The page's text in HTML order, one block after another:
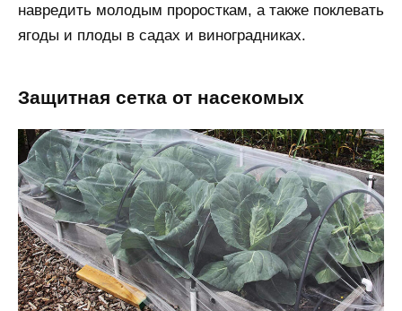
навредить молодым проросткам, а также поклевать
ягоды и плоды в садах и виноградниках.
Защитная сетка от насекомых